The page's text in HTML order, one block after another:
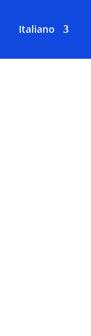
Italiano